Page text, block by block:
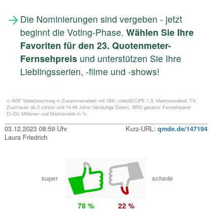
Die Nominierungen sind vergeben - jetzt
beginnt die Voting-Phase. Wählen Sie Ihre
Favoriten für den 23. Quotenmeter-
Fernsehpreis und unterstützen Sie Ihre
Lieblingsserien, -filme und -shows!
© AGF Videoforschung in Zusammenarbeit mit GfK; videoSCOPE 1.3, Marktstandard: TV.
Zuschauer ab 3 Jahren und 14-49 Jahre (Vorläufige Daten), BRD gesamt/ Fernsehpanel
D+EU Millionen und Marktanteile in %.
03.12.2023 08:59 Uhr Kurz-URL: qmde.de/147194
Laura Friedrich
super schade
78 % 22 %